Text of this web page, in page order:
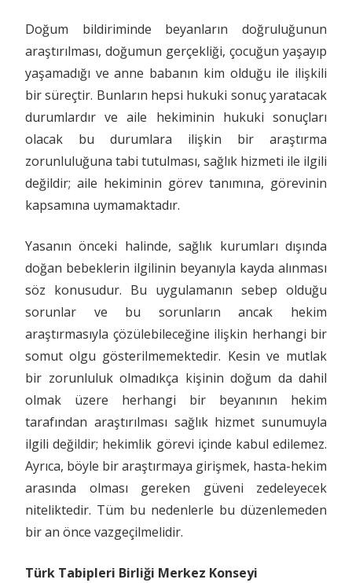
Doğum bildiriminde beyanların doğruluğunun
araştırılması, doğumun gerçekliği, çocuğun yaşayıp
yaşamadığı ve anne babanın kim olduğu ile ilişkili
bir süreçtir. Bunların hepsi hukuki sonuç yaratacak
durumlardır ve aile hekiminin hukuki sonuçları
olacak bu durumlara ilişkin bir araştırma
zorunluluğuna tabi tutulması, sağlık hizmeti ile ilgili
değildir; aile hekiminin görev tanımına, görevinin
kapsamına uymamaktadır.
Yasanın önceki halinde, sağlık kurumları dışında
doğan bebeklerin ilgilinin beyanıyla kayda alınması
söz konusudur. Bu uygulamanın sebep olduğu
sorunlar ve bu sorunların ancak hekim
araştırmasıyla çözülebileceğine ilişkin herhangi bir
somut olgu gösterilmemektedir. Kesin ve mutlak
bir zorunluluk olmadıkça kişinin doğum da dahil
olmak üzere herhangi bir beyanının hekim
tarafından araştırılması sağlık hizmet sunumuyla
ilgili değildir; hekimlik görevi içinde kabul edilemez.
Ayrıca, böyle bir araştırmaya girişmek, hasta-hekim
arasında olması gereken güveni zedeleyecek
niteliktedir. Tüm bu nedenlerle bu düzenlemeden
bir an önce vazgeçilmelidir.
Türk Tabipleri Birliği Merkez Konseyi